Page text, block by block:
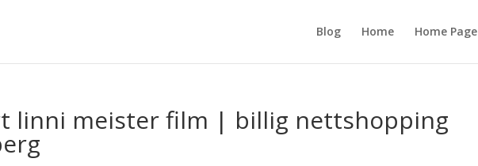
Blog Home Home Page
linni meister film | billig nettshopping